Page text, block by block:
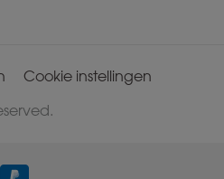
Cookie instellingen